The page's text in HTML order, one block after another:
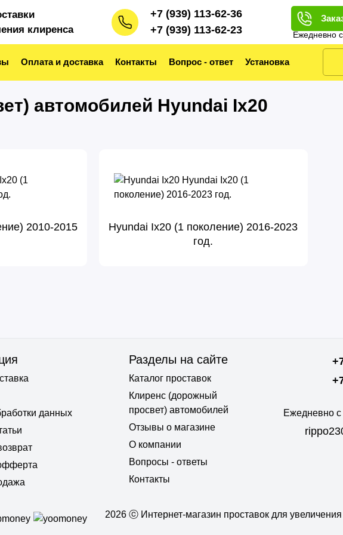
клиренса
+7 (939) 113-62-36
+7 (939) 113-62-23
Ежедневно
Оплата и доставка Контакты Вопрос - ответ Установка
автомобилей Hyundai Ix20
2010-2015
Hyundai Ix20 (1 поколение) 2016-2023
год.
данных
Разделы на сайте
Каталог проставок
Клиренс (дорожный
просвет) автомобилей
Отзывы о магазине
О компании
Вопросы - ответы
Контакты
Ежедневно
2026 ⓒ Интернет-магазин проставок для